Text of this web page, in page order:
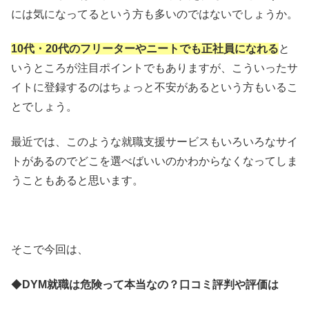
には気になってるという方も多いのではないでしょうか。
10代・20代のフリーターやニートでも正社員になれると
いうところが注目ポイントでもありますが、こういったサ
イトに登録するのはちょっと不安があるという方もいるこ
とでしょう。
最近では、このような就職支援サービスもいろいろなサイ
トがあるのでどこを選べばいいのかわからなくなってしま
うこともあると思います。
そこで今回は、
◆DYM就職は危険って本当なの？口コミ評判や評価は